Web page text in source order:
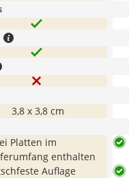
3,8 x 3,8 cm
Platten im
enthalten
Auflage